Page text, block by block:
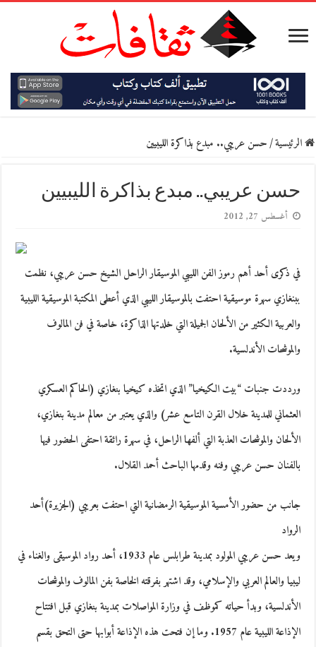
الرئيسية/حسن عريبي.. مبدع بذاكرة الليبيين
حسن عريبي.. مبدع بذاكرة الليبيين
أغسطس 27, 2012
في ذكرى أحد أهم رموز الفن الليبي الموسيقار الراحل الشيخ حسن عريبي، نظمت
ببنغازي سهرة موسيقية احتفت بالموسيقار الليبي الذي أعطى المكتبة الموسيقية الليبية
والعربية الكثير من الألحان الجميلة التي خلدتها الذاكرة، خاصة في فن المالوف
والموشحات الأندلسية.
ورددت جنبات “بيت الكيخيا” الذي اتخذه كيخيا بنغازي (الحاكم العسكري
العثماني للمدينة خلال القرن التاسع عشر) والذي يعتبر من معالم مدينة بنغازي،
الألحان والموشحات العذبة التي ألفها الراحل، في سهرة رائقة احتفى الحضور فيها
بالفنان حسن عريبي وفنه وقدمها الباحث أحمد القلال.
جانب من حضور الأمسية الموسيقية الرمضانية التي احتفت بعريبي (الجزيرة)أحد
الرواد
ويعد حسن عريبي المولود بمدينة طرابلس عام 1933، أحد رواد الموسيقى والغناء في
ليبيا والعالم العربي والإسلامي، وقد اشتهر بفرقته الخاصة بفن المالوف والموشحات
الأندلسية، وبدأ حياته كموظف في وزارة المواصلات بمدينة بنغازي قبل افتتاح
الإذاعة الليبية عام 1957. وما إن فتحت هذه الإذاعة أبوابها حتى التحق بقسم